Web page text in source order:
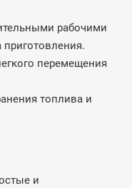
рабочими
приготовления.
перемещения
топлива и
и